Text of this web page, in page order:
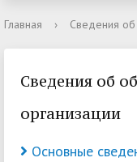
Главная › Сведения об
Сведения об
организации
Основные